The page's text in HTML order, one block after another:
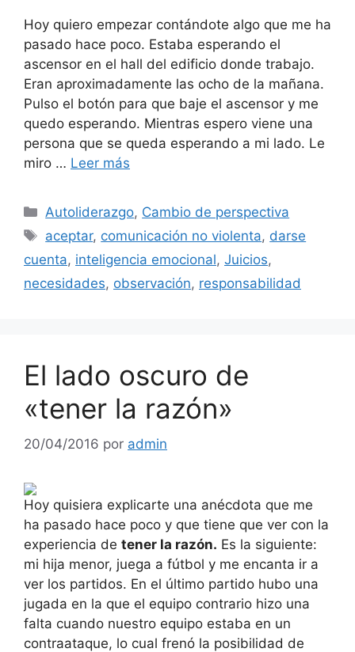
Hoy quiero empezar contándote algo que me ha
pasado hace poco. Estaba esperando el
ascensor en el hall del edificio donde trabajo.
Eran aproximadamente las ocho de la mañana.
Pulso el botón para que baje el ascensor y me
quedo esperando. Mientras espero viene una
persona que se queda esperando a mi lado. Le
miro … Leer más
Categorías
Autoliderazgo, Cambio de perspectiva
Etiquetas
aceptar, comunicación no violenta, darse
cuenta, inteligencia emocional, Juicios,
necesidades, observación, responsabilidad
El lado oscuro de
«tener la razón»
20/04/2016 por admin
Hoy quisiera explicarte una anécdota que me
ha pasado hace poco y que tiene que ver con la
experiencia de tener la razón. Es la siguiente:
mi hija menor, juega a fútbol y me encanta ir a
ver los partidos. En el último partido hubo una
jugada en la que el equipo contrario hizo una
falta cuando nuestro equipo estaba en un
contraataque, lo cual frenó la posibilidad de